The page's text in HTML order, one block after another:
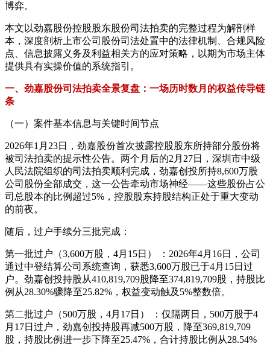
博弈。
本文以劲嘉股份控股股东股份司法拍卖的完整过程为解剖样
本，深度剖析上市公司股份司法处置中的法律机制、合规风险
点、信息披露义务及利益相关方的应对策略，以期为市场主体
提供具有实操价值的系统指引。
一、劲嘉股份司法拍卖全景复盘：一场历时数月的权益传导链
条
（一）案件基本信息与关键时间节点
2026年1月23日，劲嘉股份首次披露控股股东所持部分股份将
被司法拍卖的提示性公告。两个月后的2月27日，深圳市中级
人民法院组织的司法拍卖顺利完成，劲嘉创投所持8,600万股
公司股份全部成交，这一公告牵动市场神经——这些股份占公
司总股本的比例超过5%，控股股东持股结构正处于重大变动
的前夜。
随后，过户手续分三批完成：
第一批过户（3,600万股，4月15日） ：2026年4月16日，公司
通过中登结算公司系统查询，获悉3,600万股已于4月15日过
户。劲嘉创投持股从410,819,709股降至374,819,709股，持股比
例从28.30%骤降至25.82%，权益变动触及5%整数倍。
第二批过户（500万股，4月17日） ：仅隔两日，500万股于4
月17日过户，劲嘉创投持股再减500万股，降至369,819,709
股，持股比例进一步下降至25.47%，合计持股比例从28.54%